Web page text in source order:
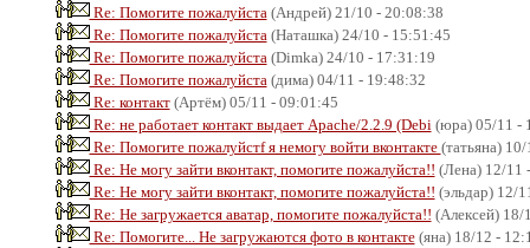
Re: Помогите пожалуйста (Андрей) 21/10 - 20:08:38
Re: Помогите пожалуйста (Наташка) 24/10 - 15:51:45
Re: Помогите пожалуйста (Dimka) 24/10 - 17:31:19
Re: Помогите пожалуйста (дима) 04/11 - 19:48:32
Re: контакт(Артём) 05/11 - 09:01:45
Re: не работает контакт выдает Apache/2.2.9 (Debi (юра) 05/11 -
Re: Помогите пожалуйстf я немогу войти вконтакте (татьяна)
Re: Не могу зайти вконтакт, помогите пожалуйста!! (Лена) 12/11
Re: Не могу зайти вконтакт, помогите пожалуйста!! (эльдар) 12/
Re: Не загружается аватар, помогите пожалуйста!! (Алексей)
Re: Помогите... Не загружаются фото в контакте(яна) 18/12 -